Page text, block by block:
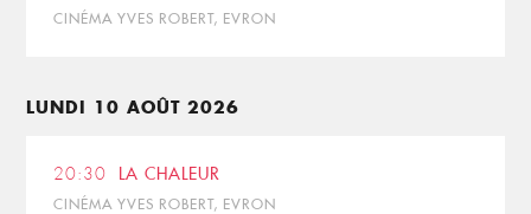
CINÉMA YVES ROBERT, EVRON
LUNDI 10 AOÛT 2026
20:30 LA CHALEUR
CINÉMA YVES ROBERT, EVRON